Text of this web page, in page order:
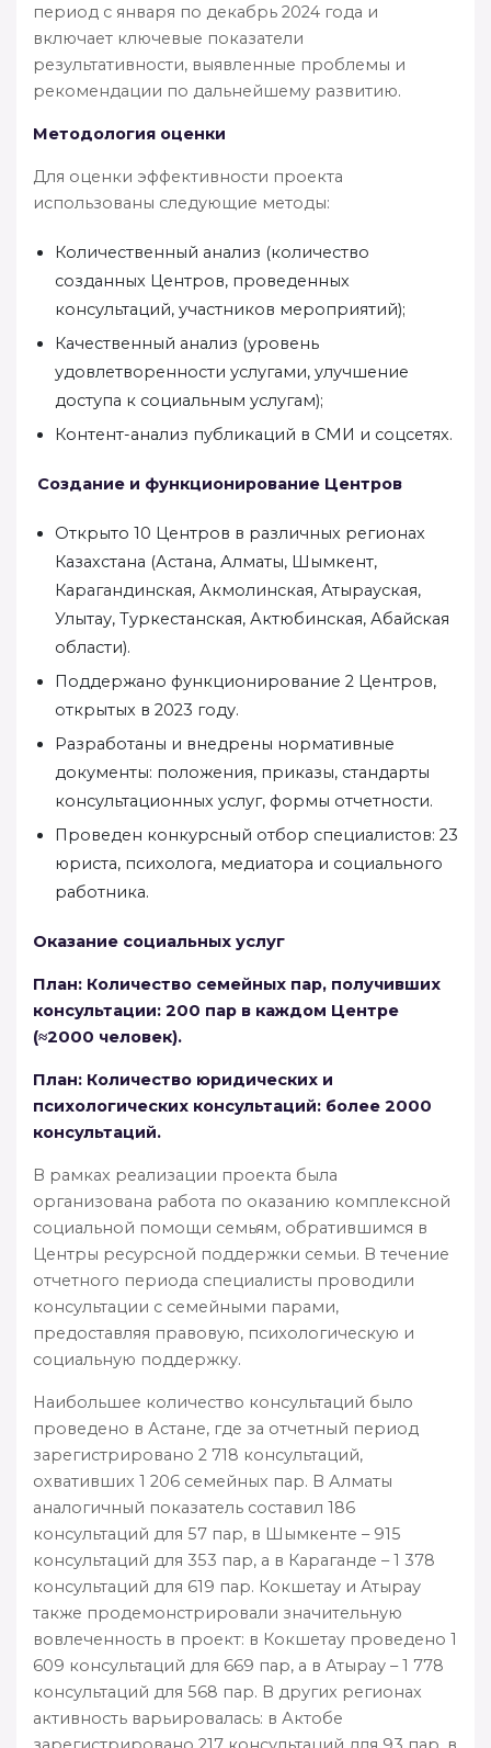
период с января по декабрь 2024 года и
включает ключевые показатели
результативности, выявленные проблемы и
рекомендации по дальнейшему развитию.
Методология оценки
Для оценки эффективности проекта
использованы следующие методы:
Количественный анализ (количество
созданных Центров, проведенных
консультаций, участников мероприятий);
Качественный анализ (уровень
удовлетворенности услугами, улучшение
доступа к социальным услугам);
Контент-анализ публикаций в СМИ и соцсетях.
Создание и функционирование Центров
Открыто 10 Центров в различных регионах
Казахстана (Астана, Алматы, Шымкент,
Карагандинская, Акмолинская, Атырауская,
Улытау, Туркестанская, Актюбинская, Абайская
области).
Поддержано функционирование 2 Центров,
открытых в 2023 году.
Разработаны и внедрены нормативные
документы: положения, приказы, стандарты
консультационных услуг, формы отчетности.
Проведен конкурсный отбор специалистов: 23
юриста, психолога, медиатора и социального
работника.
Оказание социальных услуг
План: Количество семейных пар, получивших
консультации: 200 пар в каждом Центре
(≈2000 человек).
План: Количество юридических и
психологических консультаций: более 2000
консультаций.
В рамках реализации проекта была
организована работа по оказанию комплексной
социальной помощи семьям, обратившимся в
Центры ресурсной поддержки семьи. В течение
отчетного периода специалисты проводили
консультации с семейными парами,
предоставляя правовую, психологическую и
социальную поддержку.
Наибольшее количество консультаций было
проведено в Астане, где за отчетный период
зарегистрировано 2 718 консультаций,
охвативших 1 206 семейных пар. В Алматы
аналогичный показатель составил 186
консультаций для 57 пар, в Шымкенте – 915
консультаций для 353 пар, а в Караганде – 1 378
консультаций для 619 пар. Кокшетау и Атырау
также продемонстрировали значительную
вовлеченность в проект: в Кокшетау проведено 1
609 консультаций для 669 пар, а в Атырау – 1 778
консультаций для 568 пар. В других регионах
активность варьировалась: в Актобе